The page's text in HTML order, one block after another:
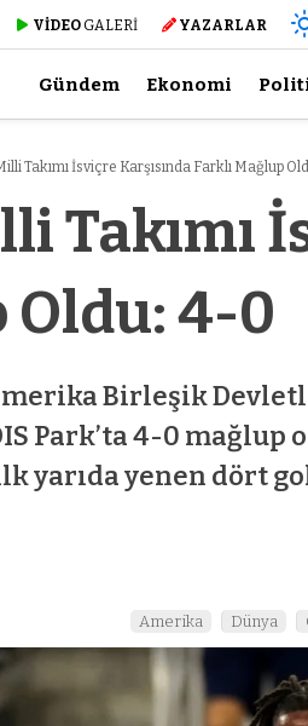
VİDEO GALERİ YAZARLAR
Gündem Ekonomi
Takımı İsviçre Karşısında Farklı Mağlup
Takımı
Oldu: 4-0
Birleşik
Park’ta 4-0
yarıda yenen dört
Amerika Dünya